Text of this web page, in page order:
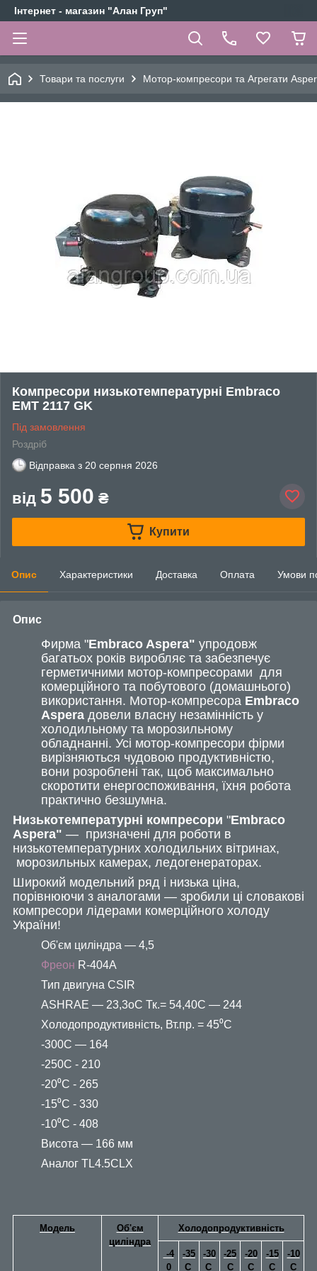
Інтернет - магазин "Алан Груп"
Товари та послуги Мотор-компресори та Агрегати
Компресори низькотемпературні Embraco
EMT 2117 GK
Під замовлення
Роздріб
Відправка з 20 серпня 2026
від 5 500 ₴
Купити
Опис Характеристики Доставка Оплата Умови
Опис
Фирма "Embraco Aspera" упродовж
багатьох років виробляє та забезпечує
герметичними мотор-компресорами для
комерційного та побутового (домашнього)
використання. Мотор-компресора Embraco
Aspera довели власну незамінність у
холодильному та морозильному
обладнанні. Усі мотор-компресори фірми
вирізняються чудовою продуктивністю,
вони розроблені так, щоб максимально
скоротити енергоспоживання, їхня робота
практично безшумна.
Низькотемпературні компресори "Embraco
Aspera" — призначені для роботи в
низькотемпературних холодильних вітринах,
морозильных камерах, ледогенераторах.
Широкий модельний ряд і низька ціна,
порівнюючи з аналогами — зробили ці словакові
компресори лідерами комерційного холоду
України!
Об'єм циліндра — 4,5
Фреон R-404A
Тип двигуна СSIR
ASHRAE — 23,3oС Тк.= 54,40С — 244
Холодопродуктивність, Вт.пр. = 45⁰С
-300С — 164
-250С - 210
-20⁰С - 265
-15⁰С - 330
-10⁰С - 408
Висота — 166 мм
Аналог TL4.5CLX
Модель
Об'єм
циліндра
Холодопродуктивність
-4
0
-35
С
-30
C
-25
С
-20
C
-15
C
-10
C